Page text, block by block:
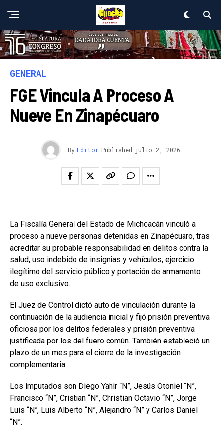
GENERAL
FGE Vincula A Proceso A
Nueve En Zinapécuaro
By Editor Published julio 2, 2026
La Fiscalía General del Estado de Michoacán vinculó a
proceso a nueve personas detenidas en Zinapécuaro, tras
acreditar su probable responsabilidad en delitos contra la
salud, uso indebido de insignias y vehículos, ejercicio
ilegítimo del servicio público y portación de armamento
de uso exclusivo.
El Juez de Control dictó auto de vinculación durante la
continuación de la audiencia inicial y fijó prisión preventiva
oficiosa por los delitos federales y prisión preventiva
justificada por los del fuero común. También estableció un
plazo de un mes para el cierre de la investigación
complementaria.
Los imputados son Diego Yahir “N”, Jesús Otoniel “N”,
Francisco “N”, Cristian “N”, Christian Octavio “N”, Jorge
Luis “N”, Luis Alberto “N”, Alejandro “N” y Carlos Daniel
“N”.